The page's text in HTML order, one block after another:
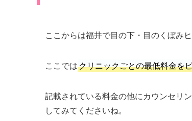
ここからは福井で目の下・目のくぼみ
ここではクリニックごとの最低料金を
記載されている料金の他にカウンセリ
してみてくださいね。